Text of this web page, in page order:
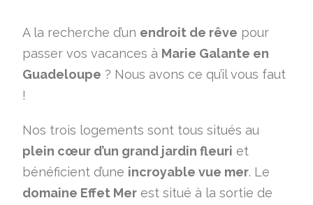
A la recherche d’un endroit de rêve pour
passer vos vacances à Marie Galante en
Guadeloupe ? Nous avons ce qu’il vous faut
!
Nos trois logements sont tous situés au
plein cœur d’un grand jardin fleuri et
bénéficient d’une incroyable vue mer. Le
domaine Effet Mer est situé à la sortie de